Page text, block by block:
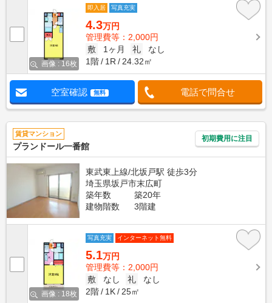
画像 : 16枚
即入居 写真充実
4.3万円
管理費等：2,000円
敷
1ヶ月 礼
なし
1階
1R 24.32㎡
空室確認 無料 電話で問合せ
賃貸マンション
プランドール一番館
初期費用に注目
東武東上線/北坂戸駅 徒歩3分
埼玉県坂戸市末広町
築年数
築20年
建物階数
3階建
画像 : 18枚
写真充実 インターネット無料
5.1万円
管理費等：2,000円
敷
なし 礼
なし
2階
1K 25㎡